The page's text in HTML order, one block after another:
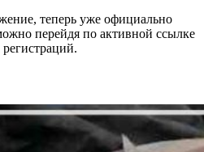
теперь уже официально
перейдя по активной ссылке